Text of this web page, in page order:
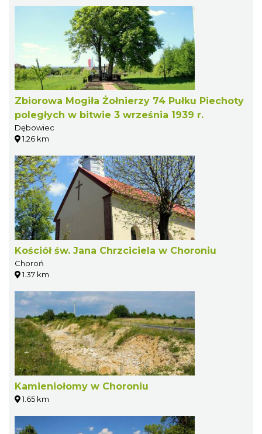
Zbiorowa Mogiła Żołnierzy 74 Pułku Piechoty
poległych w bitwie 3 września 1939 r.
Dębowiec
1.26 km
Kościół św. Jana Chrzciciela w Choroniu
Choroń
1.37 km
Kamieniołomy w Choroniu
1.65 km